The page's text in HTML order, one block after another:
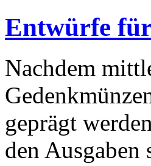
Entwürfe
Nachdem
geprägt
den